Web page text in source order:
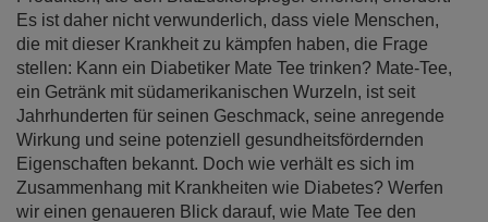
Es ist daher nicht verwunderlich, dass viele Menschen,
die mit dieser Krankheit zu kämpfen haben, die Frage
stellen: Kann ein Diabetiker Mate Tee trinken? Mate-Tee,
ein Getränk mit südamerikanischen Wurzeln, ist seit
Jahrhunderten für seinen Geschmack, seine anregende
Wirkung und seine potenziell gesundheitsfördernden
Eigenschaften bekannt. Doch wie verhält es sich im
Zusammenhang mit Krankheiten wie Diabetes? Werfen
wir einen genaueren Blick darauf, wie Mate Tee den